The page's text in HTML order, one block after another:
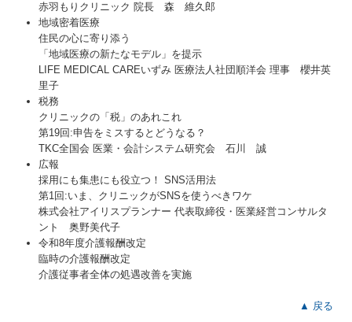
赤羽もりクリニック 院長 森 維久郎
地域密着医療
住民の心に寄り添う
「地域医療の新たなモデル」を提示
LIFE MEDICAL CAREいずみ 医療法人社団順洋会 理事 櫻井英
里子
税務
クリニックの「税」のあれこれ
第19回:申告をミスするとどうなる？
TKC全国会 医業・会計システム研究会 石川 誠
広報
採用にも集患にも役立つ！ SNS活用法
第1回:いま、クリニックがSNSを使うべきワケ
株式会社アイリスプランナー 代表取締役・医業経営コンサルタ
ント 奥野美代子
令和8年度介護報酬改定
臨時の介護報酬改定
介護従事者全体の処遇改善を実施
▲ 戻る